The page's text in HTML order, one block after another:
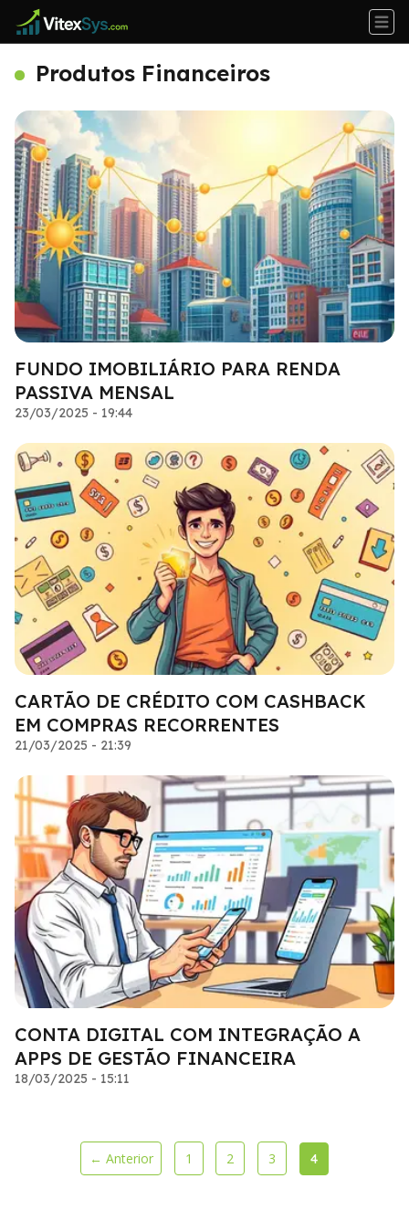
Produtos Financeiros
FUNDO IMOBILIÁRIO PARA RENDA
PASSIVA MENSAL
23/03/2025 - 19:44
CARTÃO DE CRÉDITO COM CASHBACK
EM COMPRAS RECORRENTES
21/03/2025 - 21:39
CONTA DIGITAL COM INTEGRAÇÃO A
APPS DE GESTÃO FINANCEIRA
18/03/2025 - 15:11
← Anterior 1 2 3 4